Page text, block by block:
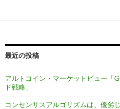
ゲ
シ
ン
最近の投稿
アルトコイン・マーケットビュー「
ド戦略」
コンセンサスアルゴリズムは、優劣